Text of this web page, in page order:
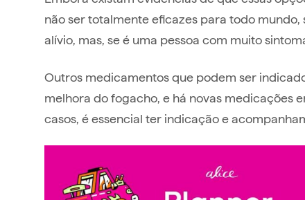
não ser totalmente eficazes para todo
alívio, mas, se é uma pessoa com muito
Outros medicamentos que podem ser
melhora do fogacho, e há novas medicações
casos, é essencial ter indicação e